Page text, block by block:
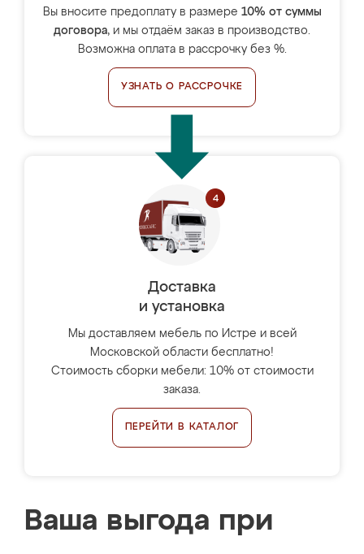
Вы вносите предоплату в размере 10% от суммы
договора, и мы отдаём заказ в производство.
Возможна оплата в рассрочку без %.
УЗНАТЬ О РАССРОЧКЕ
Доставка
и установка
Мы доставляем мебель по Истре и всей
Московской области бесплатно!
Стоимость сборки мебели: 10% от стоимости
заказа.
ПЕРЕЙТИ В КАТАЛОГ
Ваша выгода при